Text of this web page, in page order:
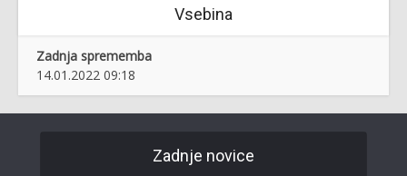
Vsebina
Zadnja sprememba
14.01.2022 09:18
Zadnje novice